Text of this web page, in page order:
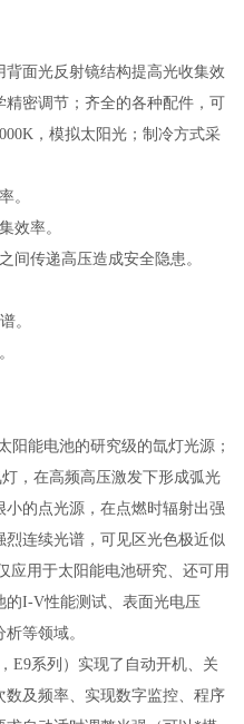
面光反射镜结构提高光收集效
密调节；齐全的各种配件，可
，模拟太阳光；制冷方式采
。
效率。
间传递高压造成安全隐患。
。
阳能电池的研究级的氙灯光源；
，在高频高压激发下形成弧光
的点光源，在点燃时辐射出强
连续光谱，可见区光色极近似
应用于太阳能电池研究、还可用
的I-V性能测试、表面光电压
等领域。
E9系列）实现了自动开机、关
及频率、实现数字监控、程序